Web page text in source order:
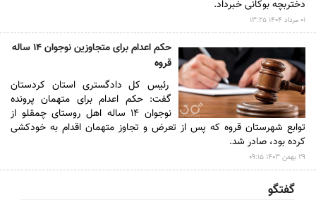
دختربچه بوکانی خبرداد.
۰۱ مرداد ۱۴۰۴ ۱۳:۲۵
حکم اعدام برای متجاوزین نوجوان ۱۴ ساله
قروه
رئیس کل دادگستری استان کردستان
گفت: حکم اعدام برای متهمان پرونده
نوجوان ۱۴ ساله اهل روستای چمقلو از
توابع شهرستان قروه که پس از تعرض و تجاوز متهمان اقدام به خودکشی
کرده بود، صادر شد.
۲۹ بهمن ۱۴۰۳ ۰۹:۱۵
گفتگو